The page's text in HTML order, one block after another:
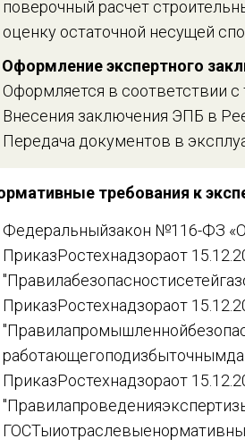
поверочный расчет
оценку остаточной несущей
Оформление экспертного
Оформляется в соответствии с
Внесения заключения ЭПБ в
Передача документов в
требования к
Федеральныйзакон №116-ФЗ
ПриказРостехнадзораот
ПриказРостехнадзораот
ПриказРостехнадзораот